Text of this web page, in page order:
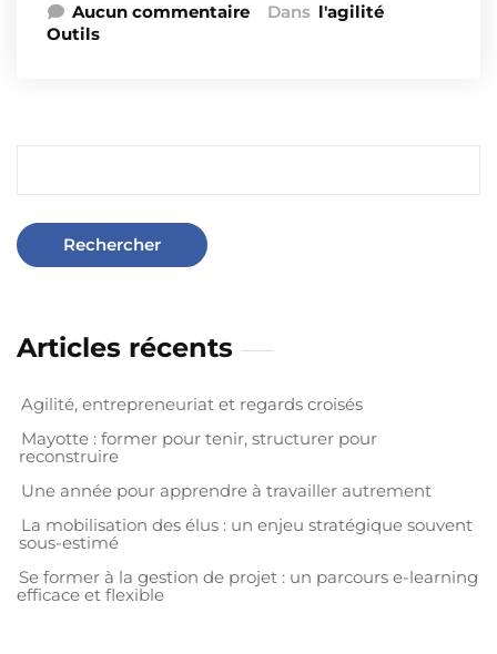
Aucun commentaire Dans l'agilité
Outils
Articles récents
Agilité, entrepreneuriat et regards croisés
Mayotte : former pour tenir, structurer pour
reconstruire
Une année pour apprendre à travailler autrement
La mobilisation des élus : un enjeu stratégique souvent
sous-estimé
Se former à la gestion de projet : un parcours e-learning
efficace et flexible